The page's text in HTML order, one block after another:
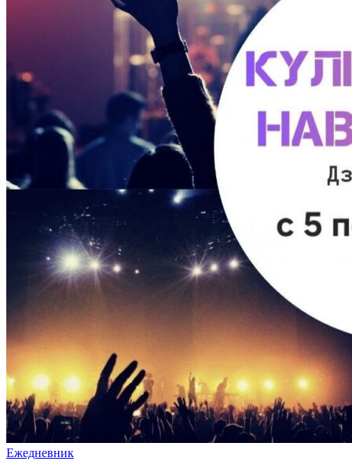
Ежедневник